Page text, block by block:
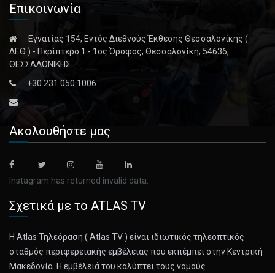
Επικοινωνία
Εγνατίας 154, Εντός Διεθνούς Έκθεσης Θεσσαλονίκης (
ΔΕΘ ) - Περίπτερο 1 - 1ος Όροφος, Θεσσαλονίκη, 54636,
ΘΕΣΣΑΛΟΝΙΚΗΣ
+30 231 050 1006
Ακολουθήστε μας
Instagram has returned invalid data.
Σχετικά με το ATLAS TV
Η Atlas Τηλεόραση ( Atlas TV ) είναι ιδιωτικός τηλεοπτικός
σταθμός περιφερειακής εμβέλειας που εκπέμπει στην Κεντρική
Μακεδονία. Η εμβέλειά του καλύπτει τους νομούς